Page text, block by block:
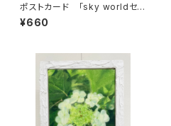
ポストカード 「sky worldセッ
ト」
¥660